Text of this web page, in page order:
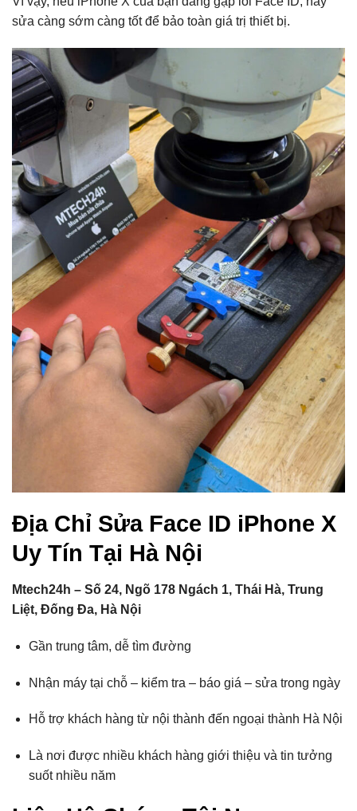
sửa càng sớm càng tốt để bảo toàn giá trị thiết bị.
Địa Chỉ Sửa Face ID iPhone X
Uy Tín Tại Hà Nội
Mtech24h – Số 24, Ngõ 178 Ngách 1, Thái Hà, Trung
Liệt, Đống Đa, Hà Nội
Gần trung tâm, dễ tìm đường
Nhận máy tại chỗ – kiểm tra – báo giá – sửa trong ngày
Hỗ trợ khách hàng từ nội thành đến ngoại thành Hà Nội
Là nơi được nhiều khách hàng giới thiệu và tin tưởng
suốt nhiều năm